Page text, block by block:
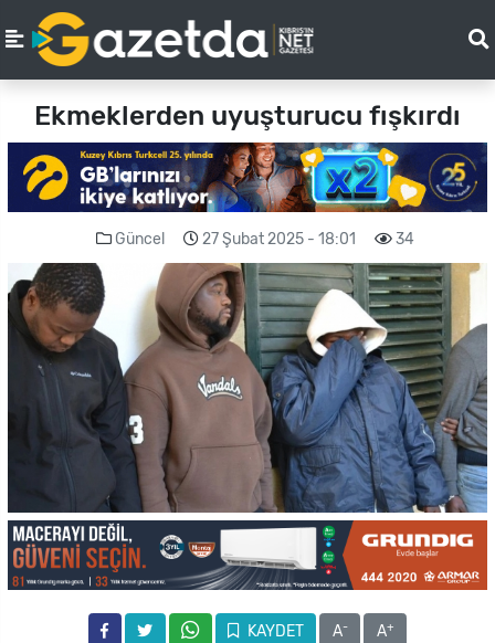
Ekmeklerden uyuşturucu fışkırdı
Güncel 27 Şubat 2025 - 18:01 34
KAYDET A- A+